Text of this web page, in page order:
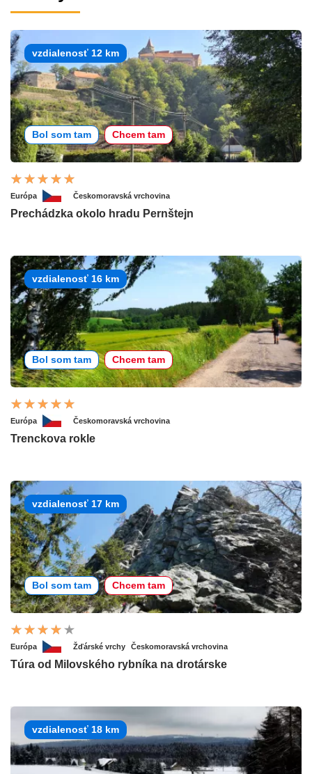
vzdialenosť 12 km
Bol som tam Chcem tam
Európa Českomoravská vrchovina
Prechádzka okolo hradu Pernštejn
vzdialenosť 16 km
Bol som tam Chcem tam
Európa Českomoravská vrchovina
Trenckova rokle
vzdialenosť 17 km
Bol som tam Chcem tam
Európa Žďárské vrchy Českomoravská vrchovina
Túra od Milovského rybníka na drotárske
vzdialenosť 18 km